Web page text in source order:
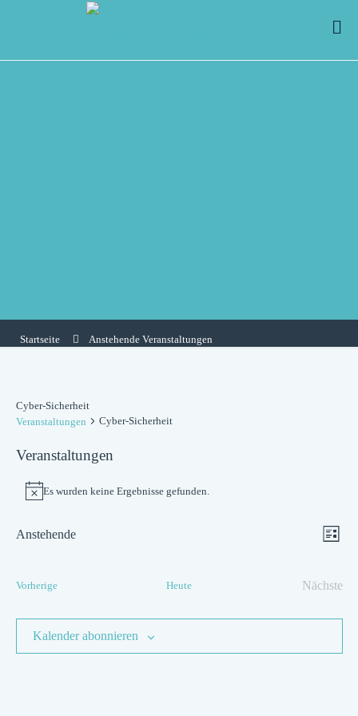
Startseite Anstehende Veranstaltungen
Cyber-Sicherheit
Veranstaltungen
Cyber-Sicherheit
Veranstaltungen
Hinweis
Es wurden keine Ergebnisse gefunden.
Liste
Anstehende
VorherigeVeranstaltungen Heute
Nächste
Kalender abonnieren